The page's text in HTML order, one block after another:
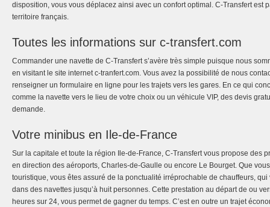
disposition, vous vous déplacez ainsi avec un confort optimal. C-Transfert est
territoire français.
Toutes les informations sur c-transfert.com
Commander une navette de C-Transfert s’avère très simple puisque nous
en visitant le site internet c-tranfert.com. Vous avez la possibilité de nous
renseigner un formulaire en ligne pour les trajets vers les gares. En ce qui
comme la navette vers le lieu de votre choix ou un véhicule VIP, des devis
demande.
Votre minibus en Ile-de-France
Sur la capitale et toute la région Ile-de-France, C-Transfert vous propose des
en direction des aéroports, Charles-de-Gaulle ou encore Le Bourget. Que
touristique, vous êtes assuré de la ponctualité irréprochable de chauffeurs,
dans des navettes jusqu’à huit personnes. Cette prestation au départ de ou
heures sur 24, vous permet de gagner du temps. C’est en outre un trajet